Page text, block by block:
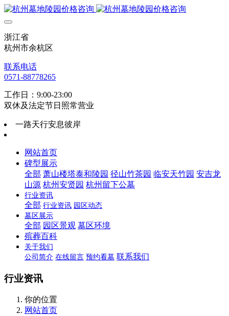
浙江省
杭州市余杭区
联系电话
0571-88778265
工作日：9:00-23:00
双休及法定节日照常营业
一路天行安息彼岸
网站首页
碑型展示
全部 萧山楼塔泰和陵园 径山竹茶园 临安天竹园 安吉龙
山源 杭州安贤园 杭州留下公墓
行业资讯
全部 行业资讯 园区动态
墓区展示
全部 园区景观 墓区环境
殡葬百科
关于我们
公司简介 在线留言 预约看墓 联系我们
行业资讯
你的位置
网站首页